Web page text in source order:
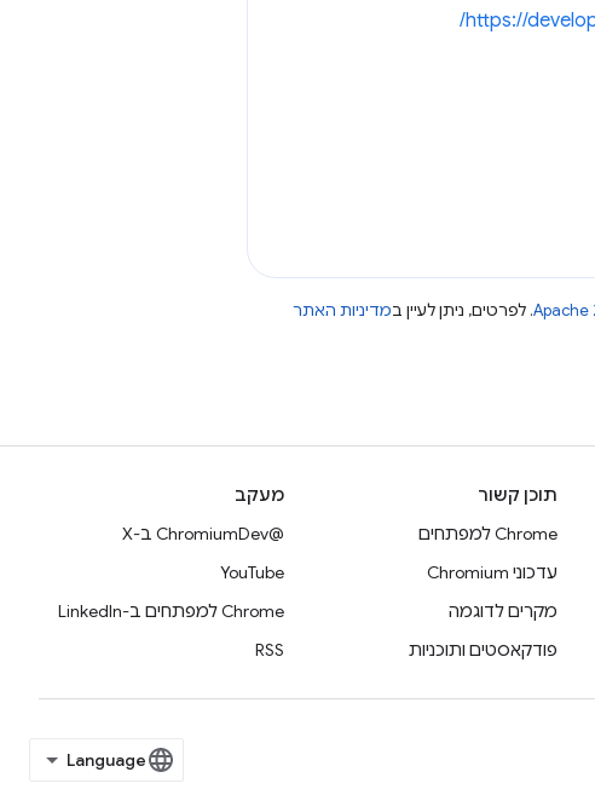
https://
Apache. לפרטים, ניתן לעיין במדיניות האתר
תוכן קשור
Chrome למפתחים
עדכוני Chromium
מקרים לדוגמה
פודקאסטים ותוכניות
מעקב
@ChromiumDev ב-X
YouTube
Chrome למפתחים ב-LinkedIn
RSS